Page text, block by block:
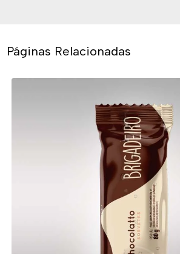
Páginas Relacionadas